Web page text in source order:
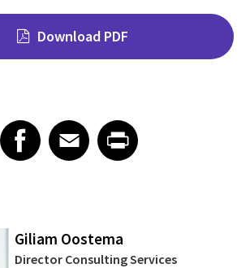
Download PDF
Share on FacebookFacebook
Share on EmailEmailShare on Print
Giliam Oostema
Director Consulting Services